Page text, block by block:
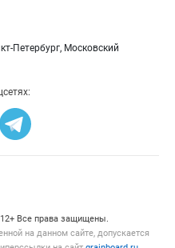
Петербург, Московский
Все права защищены.
на данном сайте, допускается